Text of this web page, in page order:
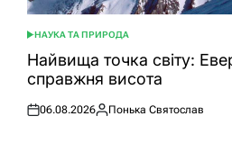
ОПУБЛІКУВАТИ
У
НАУКА ТА ПРИРОДА
Найвища точка світу:
справжня висота
Оприлюднено
06.08.2026
Опубліковано
Понька Святослав